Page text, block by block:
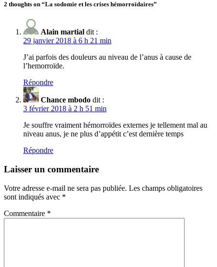
2 thoughts on “La sodomie et les crises hémorroïdaires”
Alain martial dit :
29 janvier 2018 à 6 h 21 min
J’ai parfois des douleurs au niveau de l’anus à cause de
l’hemorroïde.
Répondre
Chance mbodo dit :
3 février 2018 à 2 h 51 min
Je souffre vraiment hémorroïdes externes je tellement mal au
niveau anus, je ne plus d’appétit c’est dernière temps
Répondre
Laisser un commentaire
Votre adresse e-mail ne sera pas publiée. Les champs obligatoires
sont indiqués avec *
Commentaire *